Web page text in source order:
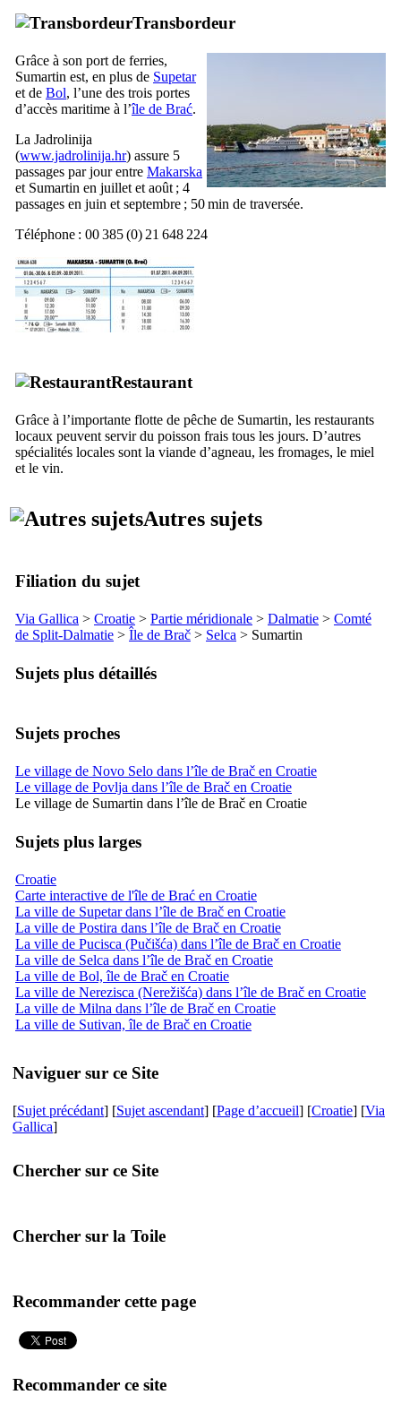
Transbordeur
Grâce à son port de ferries,
Sumartin est, en plus de Supetar
et de Bol, l’une des trois portes
d’accès maritime à l’île de Brać.
La Jadrolinija
(www.jadrolinija.hr) assure 5
passages par jour entre Makarska
et Sumartin en juillet et août ; 4
passages en juin et septembre ; 50 min de traversée.
Téléphone : 00 385 (0) 21 648 224
Restaurant
Grâce à l’importante flotte de pêche de Sumartin, les restaurants
locaux peuvent servir du poisson frais tous les jours. D’autres
spécialités locales sont la viande d’agneau, les fromages, le miel
et le vin.
Autres sujets
Filiation du sujet
Via Gallica > Croatie > Partie méridionale > Dalmatie > Comté
de Split-Dalmatie > Île de Brač > Selca > Sumartin
Sujets plus détaillés
Sujets proches
Le village de Novo Selo dans l’île de Brač en Croatie
Le village de Povlja dans l’île de Brač en Croatie
Le village de Sumartin dans l’île de Brač en Croatie
Sujets plus larges
Croatie
Carte interactive de l'île de Brać en Croatie
La ville de Supetar dans l’île de Brač en Croatie
La ville de Postira dans l’île de Brač en Croatie
La ville de Pucisca (Pučišća) dans l’île de Brač en Croatie
La ville de Selca dans l’île de Brač en Croatie
La ville de Bol, île de Brač en Croatie
La ville de Nerezisca (Nerežišća) dans l’île de Brač en Croatie
La ville de Milna dans l’île de Brač en Croatie
La ville de Sutivan, île de Brač en Croatie
Naviguer sur ce Site
[Sujet précédant] [Sujet ascendant] [Page d’accueil] [Croatie] [Via
Gallica]
Chercher sur ce Site
Chercher sur la Toile
Recommander cette page
Recommander ce site